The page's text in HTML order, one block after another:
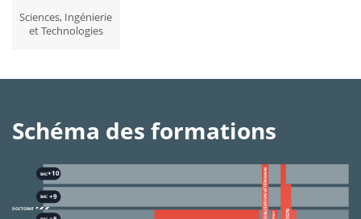
Sciences, Ingénierie
et Technologies
Schéma des formations
SPÉCIALISATION VÉTÉRINAIRE
DOCTORAT
+9
BAC
+10
BAC